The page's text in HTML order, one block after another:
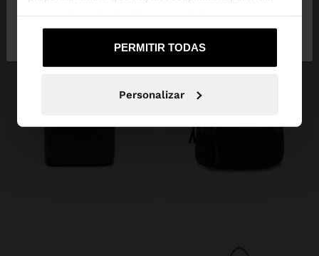
PERMITIR TODAS
Personalizar